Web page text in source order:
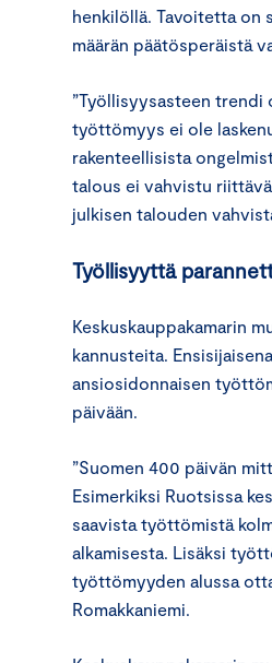
henkilöllä. Tavoitetta
määrän päätösperäistä
”Työllisyysasteen trendi
työttömyys ei ole
rakenteellisista
talous ei vahvistu
julkisen talouden
Työllisyyttä
Keskuskauppakamarin
kannusteita.
ansiosidonnaisen
päivään.
”Suomen 400 päivän
Esimerkiksi Ruotsissa
saavista työttömistä
alkamisesta. Lisäksi
työttömyyden alussa
Romakkaniemi.